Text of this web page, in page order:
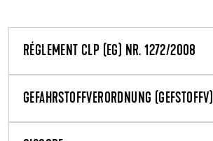
RÉGLEMENT CLP (EG) NR. 1272/2008
GEFAHRSTOFFVERORDNUNG (GEFSTOFFV)